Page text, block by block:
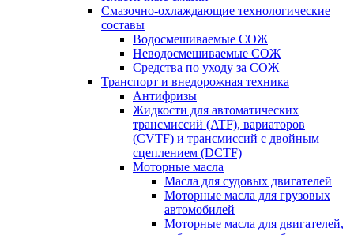
Смазочно-охлаждающие технологические
составы
Водосмешиваемые СОЖ
Неводосмешиваемые СОЖ
Средства по уходу за СОЖ
Транспорт и внедорожная техника
Антифризы
Жидкости для автоматических
трансмиссий (ATF), вариаторов
(CVTF) и трансмиссий с двойным
сцеплением (DCTF)
Моторные масла
Масла для судовых двигателей
Моторные масла для грузовых
автомобилей
Моторные масла для двигателей,